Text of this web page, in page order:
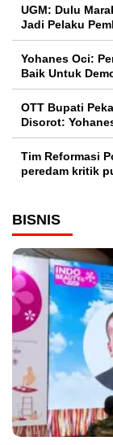
UGM: Dulu
Jadi Pelaku
Yohanes Oci:
Baik Untuk
OTT Bupati
Disorot:
Tim Reformasi
peredam kritik
BISNIS